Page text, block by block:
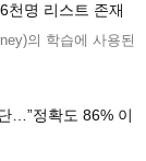
천명 리스트 존재
의 학습에 사용된
…”정확도 86% 이